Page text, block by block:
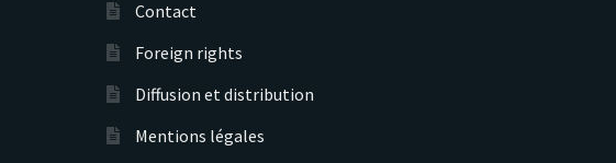
Contact
Foreign rights
Diffusion et distribution
Mentions légales